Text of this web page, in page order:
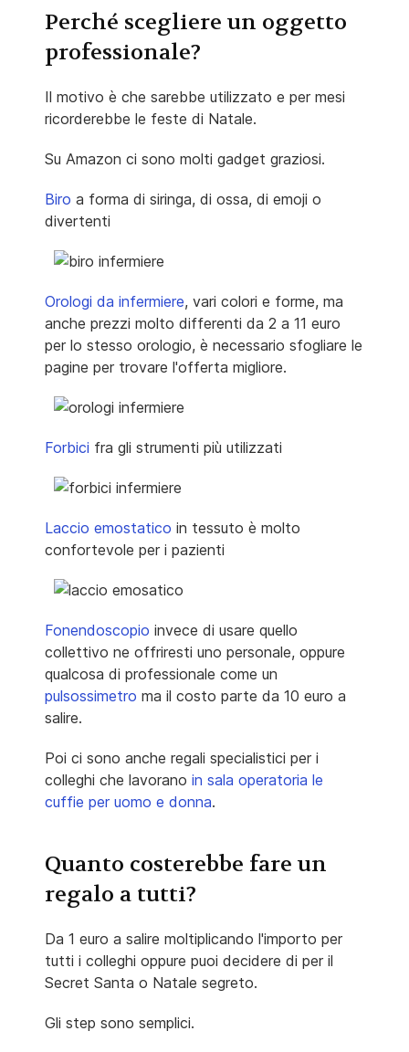
Perché scegliere un oggetto
professionale?
Il motivo è che sarebbe utilizzato e per mesi
ricorderebbe le feste di Natale.
Su Amazon ci sono molti gadget graziosi.
Biro a forma di siringa, di ossa, di emoji o
divertenti
Orologi da infermiere, vari colori e forme, ma
anche prezzi molto differenti da 2 a 11 euro
per lo stesso orologio, è necessario sfogliare le
pagine per trovare l'offerta migliore.
Forbici fra gli strumenti più utilizzati
Laccio emostatico in tessuto è molto
confortevole per i pazienti
Fonendoscopio invece di usare quello
collettivo ne offriresti uno personale, oppure
qualcosa di professionale come un
pulsossimetro ma il costo parte da 10 euro a
salire.
Poi ci sono anche regali specialistici per i
colleghi che lavorano in sala operatoria le
cuffie per uomo e donna.
Quanto costerebbe fare un
regalo a tutti?
Da 1 euro a salire moltiplicando l'importo per
tutti i colleghi oppure puoi decidere di per il
Secret Santa o Natale segreto.
Gli step sono semplici.